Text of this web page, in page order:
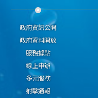
政府資訊公開
政府資料開放
服務據點
線上申辦
多元服務
射擊通報